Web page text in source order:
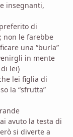
insegnanti,
di
non le farebbe
una “burla”
in mente
lei)
lei figlia di
la “sfrutta”
avuto la testa di
si diverte a